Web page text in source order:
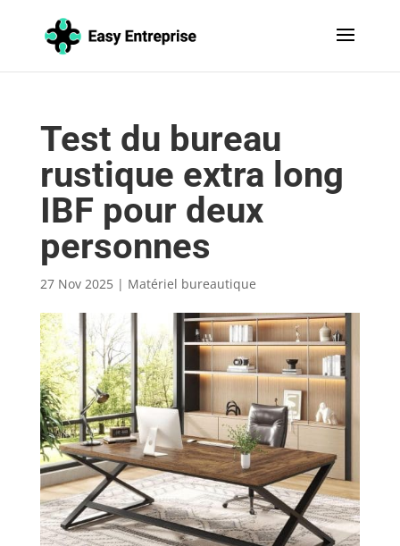
Test du bureau
rustique extra long
IBF pour deux
personnes
27 Nov 2025| Matériel bureautique